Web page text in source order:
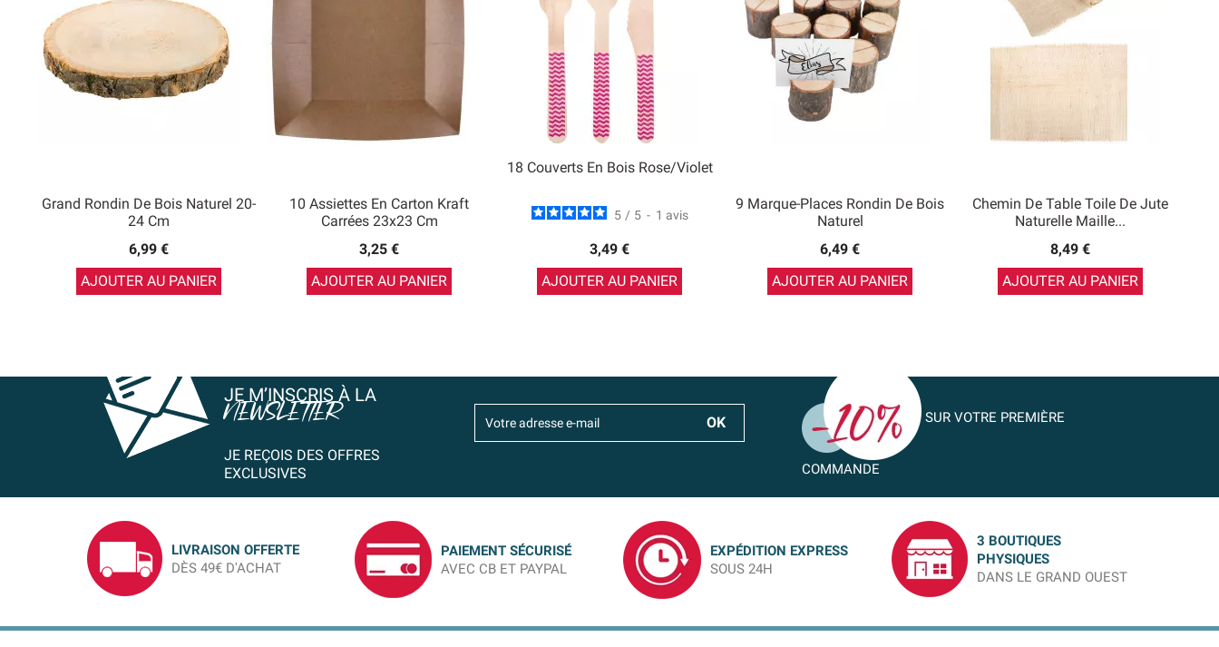
Grand Rondin De Bois Naturel 20-
24 Cm
6,99 €
AJOUTER AU PANIER
10 Assiettes En Carton Kraft
Carrées 23x23 Cm
3,25 €
AJOUTER AU PANIER
18 Couverts En Bois Rose/Violet
5 / 5 - 1 avis
3,49 €
AJOUTER AU PANIER
9 Marque-Places Rondin De Bois
Naturel
6,49 €
AJOUTER AU PANIER
Chemin De Table Toile De Jute
Naturelle Maille...
8,49 €
AJOUTER AU PANIER
JE M’INSCRIS À LA
NEWSLETTER
JE REÇOIS DES OFFRES
EXCLUSIVES
SUR VOTRE PREMIÈRE
COMMANDE
LIVRAISON OFFERTE
DÈS 49€ D'ACHAT
PAIEMENT SÉCURISÉ
AVEC CB ET PAYPAL
EXPÉDITION EXPRESS
SOUS 24H
3 BOUTIQUES
PHYSIQUES
DANS LE GRAND OUEST